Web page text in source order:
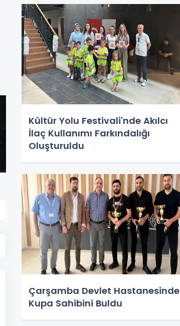
Kültür Yolu Festivali'nde Akılcı
İlaç Kullanımı Farkındalığı
Oluşturuldu
Çarşamba Devlet Hastanesinde
Kupa Sahibini Buldu